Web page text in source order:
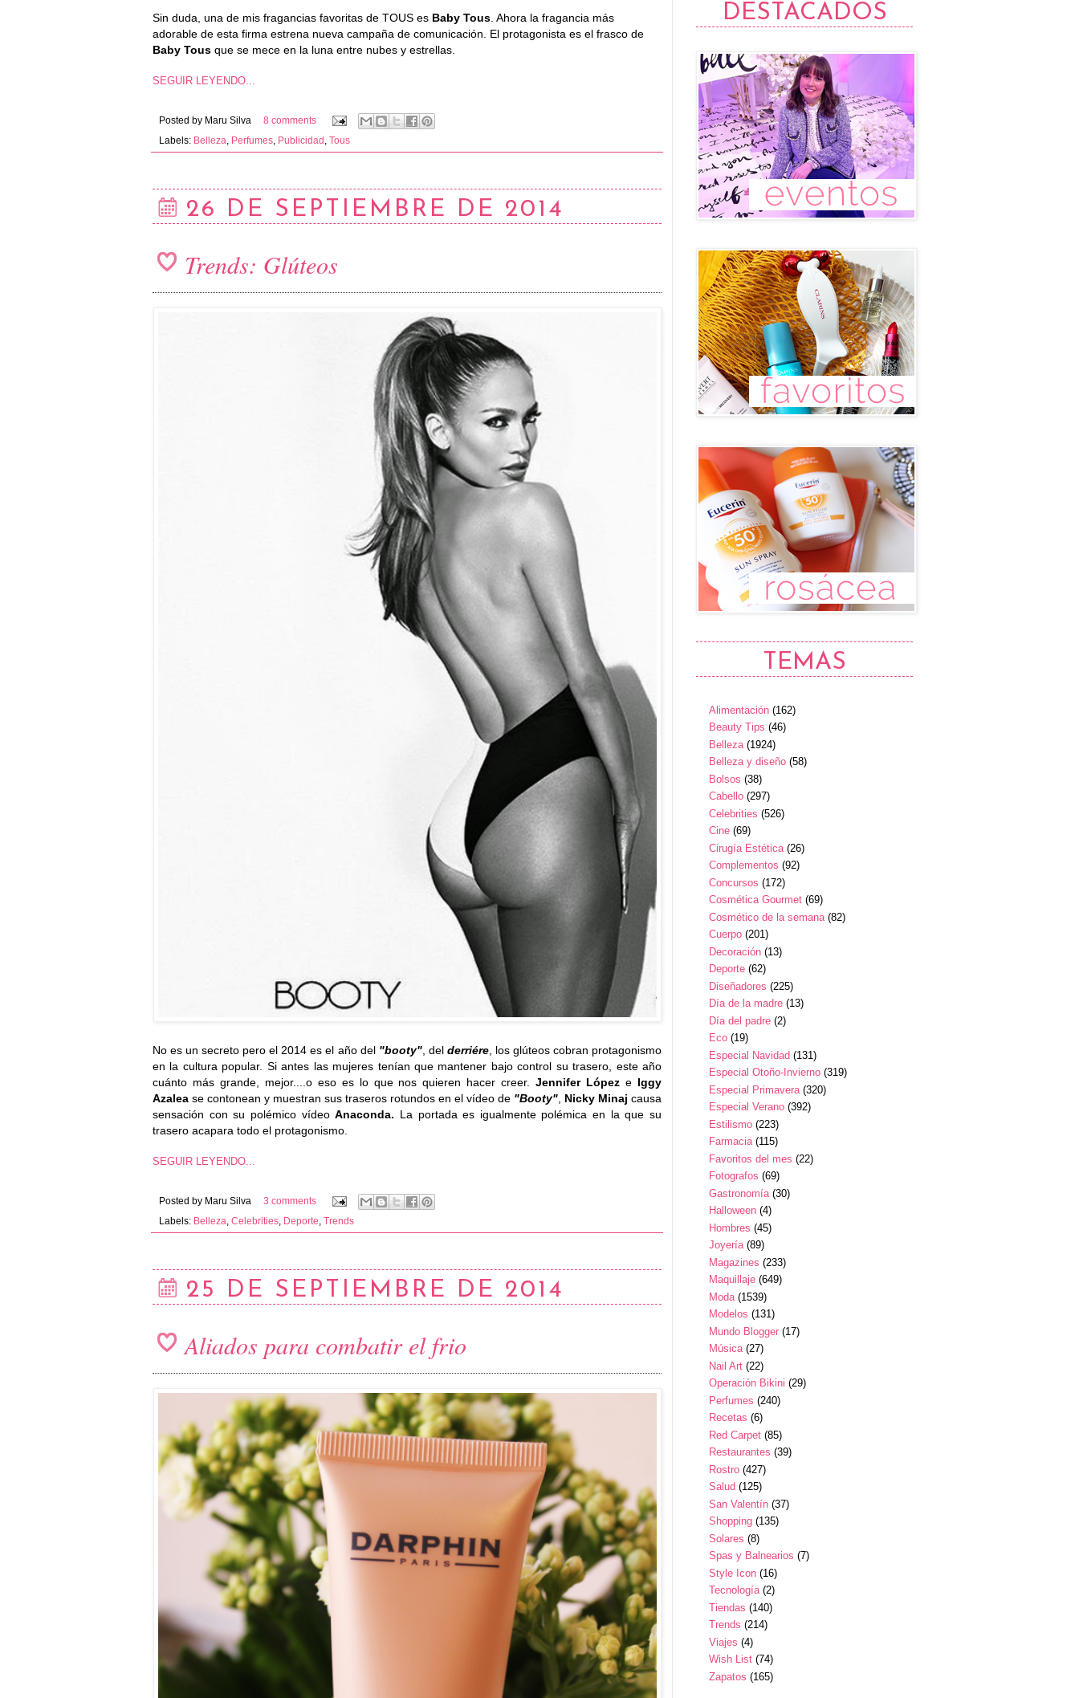
Sin duda, una de mis fragancias favoritas de TOUS es Baby Tous . Ahora la fragancia más
adorable de esta firma estrena nueva campaña de comunicación. El protagonista es el frasco de
Baby Tous que se mece en la luna entre nubes y estrellas.
SEGUIR LEYENDO...
Posted by Maru Silva
8 comments
Labels: Belleza Perfumes Publicidad Tous
26 DE SEPTIEMBRE DE 2014
Trends: Glúteos
No es un secreto pero el 2014 es el año del "booty", del derriére, los glúteos cobran protagonismo
en la cultura popular. Si antes las mujeres tenían que mantener bajo control su trasero, este año
cuánto más grande, mejor....o eso es lo que nos quieren hacer creer.Jennifer López e Iggy
Azalea se contonean y muestran sus traseros rotundos en el vídeo de "Booty" Nicky Minaj causa
sensación con su polémico vídeoAnaconda. La portada es igualmente polémica en la que su
trasero acapara todo el protagonismo.
SEGUIR LEYENDO...
Posted by Maru Silva
3 comments
Labels: Belleza Celebrities Deporte Trends
25 DE SEPTIEMBRE DE 2014
Aliados para combatir el frio
DESTACADOS
TEMAS
Alimentación (162)
Beauty Tips (46)
Belleza (1924)
Belleza y diseño (58)
Bolsos (38)
Cabello (297)
Celebrities (526)
Cine (69)
Cirugía Estética (26)
Complementos (92)
Concursos (172)
Cosmética Gourmet (69)
Cosmético de la semana (82)
Cuerpo (201)
Decoración (13)
Deporte (62)
Diseñadores (225)
Día de la madre (13)
Día del padre (2)
Eco (19)
Especial Navidad (131)
Especial Otoño-Invierno (319)
Especial Primavera (320)
Especial Verano (392)
Estilismo (223)
Farmacia (115)
Favoritos del mes (22)
Fotografos (69)
Gastronomía (30)
Halloween (4)
Hombres (45)
Joyería (89)
Magazines (233)
Maquillaje (649)
Moda (1539)
Modelos (131)
Mundo Blogger (17)
Música (27)
Nail Art (22)
Operación Bikini (29)
Perfumes (240)
Recetas (6)
Red Carpet (85)
Restaurantes (39)
Rostro (427)
Salud (125)
San Valentín (37)
Shopping (135)
Solares (8)
Spas y Balnearios (7)
Style Icon (16)
Tecnología (2)
Tiendas (140)
Trends (214)
Viajes (4)
Wish List (74)
Zapatos (165)